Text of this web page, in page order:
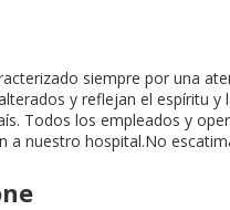
siempre por una
y reflejan el espíritu y
Todos los empleados y
a nuestro hospital.No